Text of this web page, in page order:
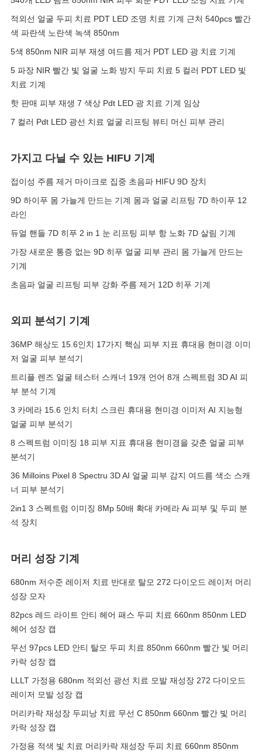
적외선 얼굴 두피 치료 PDT LED 조명 치료 기계 근처 540pcs 빨간
색 파란색 노란색 녹색 850nm
5색 850nm NIR 피부 재생 여드름 제거 PDT LED 광 치료 기계
5 파장 NIR 빨간 빛 얼굴 노화 방지 두피 치료 5 컬러 PDT LED 빛
치료 기계
핫 판매 피부 재생 7 색상 Pdt LED 광 치료 기계 임상
7 컬러 Pdt LED 광선 치료 얼굴 리프팅 뷰티 머신 피부 관리
가지고 다닐 수 있는 HIFU 기계
접이성 주름 제거 마이크로 집중 초음파 HIFU 9D 장치
9D 하이푸 몸 가늘게 만드는 기계 몸과 얼굴 리프팅 7D 하이푸 12
라인
듀얼 핸들 7D 히푸 2 in 1 눈 리프팅 피부 항 노화 7D 살림 기계
가장 새로운 통증 없는 9D 히푸 얼굴 피부 관리 몸 가늘게 만드는
기계
초음파 얼굴 리프팅 피부 강화 주름 제거 12D 히푸 기계
외피 분석기 기계
36MP 해상도 15.6인치 17가지 핵심 피부 지표 휴대용 현미경 이미
저 얼굴 피부 분석기
트리플 렌즈 얼굴 테스터 스캐너 19개 언어 8개 스펙트럼 3D AI 피
부 분석 기계
3 카메라 15.6 인치 터치 스크린 휴대용 현미경 이미저 AI 지능형
얼굴 피부 분석기
8 스펙트럼 이미징 18 피부 지표 휴대용 현미경을 갖춘 얼굴 피부
분석기
36 Milloins Pixel 8 Spectru 3D AI 얼굴 피부 감지 여드름 색소 스캐
너 피부 분석기
2in1 3 스펙트럼 이미징 8Mp 50배 확대 카메라 Ai 피부 및 두피 분
석 장치
머리 성장 기계
680nm 저수준 레이저 치료 반대로 탈모 272 다이오드 레이저 머리
성장 모자
82pcs 레드 라이트 안티 헤어 패스 두피 치료 660nm 850nm LED
헤어 성장 캡
무선 97pcs LED 안티 탈모 두피 치료 850nm 660nm 빨간 빛 머리
카락 성장 캡
LLLT 가정용 680nm 적외선 광선 치료 모발 재성장 272 다이오드
레이저 모발 성장 캡
머리카락 재성장 두피낭 치료 무선 C 850nm 660nm 빨간 빛 머리
카락 성장 캡
가정용 적색 빛 치료 머리카락 재성장 두피 치료 660nm 850nm